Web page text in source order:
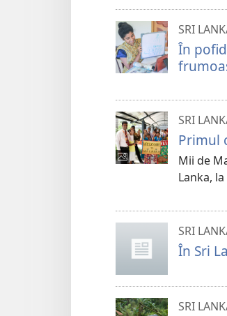
SRI
În
SRI
Primul
Mii de
Lanka,
SRI
În Sri
SRI